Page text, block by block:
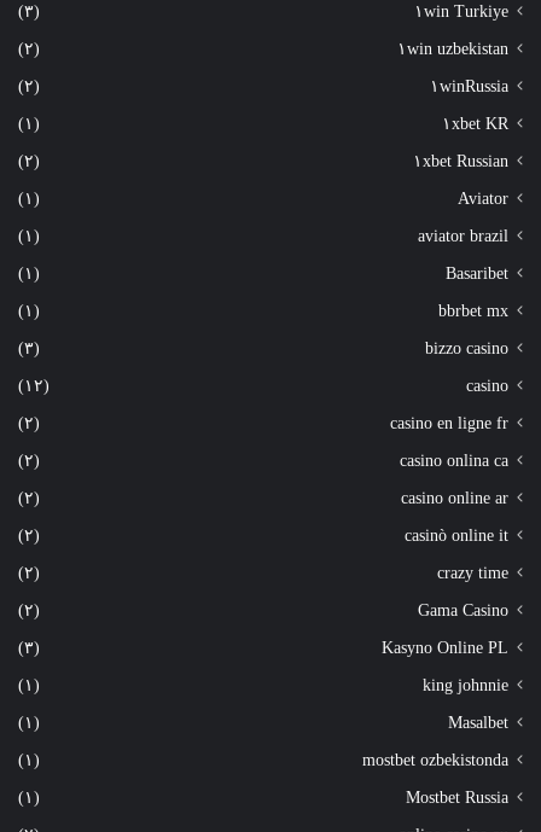
١win Turkiye (٣)
١win uzbekistan (٢)
١winRussia (٢)
١xbet KR (١)
١xbet Russian (٢)
Aviator (١)
aviator brazil (١)
Basaribet (١)
bbrbet mx (١)
bizzo casino (٣)
casino (١٢)
casino en ligne fr (٢)
casino onlina ca (٢)
casino online ar (٢)
casinò online it (٢)
crazy time (٢)
Gama Casino (٢)
Kasyno Online PL (٣)
king johnnie (١)
Masalbet (١)
mostbet ozbekistonda (١)
Mostbet Russia (١)